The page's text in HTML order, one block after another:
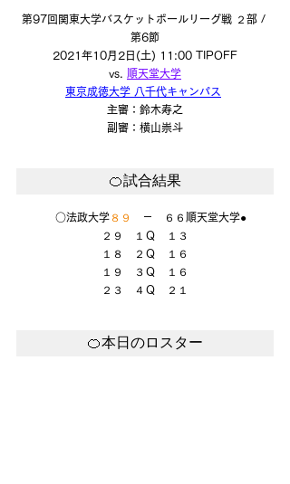
第97回関東大学バスケットボールリーグ戦 ２部 /
第6節
2021年10月2日(土) 11:00 TIPOFF
vs.
順天堂大学
東京成徳大学 八千代キャンパス
主審：鈴木寿之
副審：横山崇斗
🍊試合結果
○法政大学８９
－　６６順天堂大学●
２９　１Ｑ　１３
１８　２Ｑ　１６
１９　３Ｑ　１６
２３　４Ｑ　２１
🍊本日のロスター